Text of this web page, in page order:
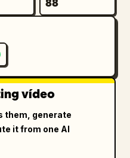
vídeo
them, generate
it from one AI